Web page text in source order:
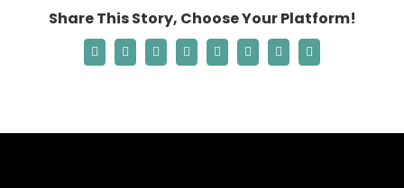
Share This Story, Choose Your Platform!
Facebook
X RedditLinkedInTumblrPinterest
Vk Email